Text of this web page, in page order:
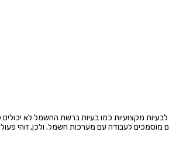
מקצועיות כמו בעיות ברשת החשמל לא
לעבודה עם מערכות חשמל. ולכן, זוהי